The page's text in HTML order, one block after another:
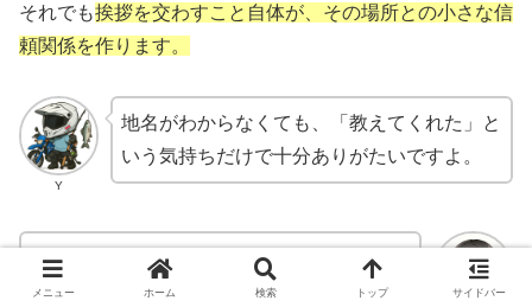
それでも挨拶を交わすこと自体が、その場所との小さな信
頼関係を作ります。
Y
地名がわからなくても、「教えてくれた」と
いう気持ちだけで十分ありがたいですよ。
そういう小さなやり取りが、なんだか渓流釣
りらしいわね。
メニュー ホーム 検索 トップ サイドバー